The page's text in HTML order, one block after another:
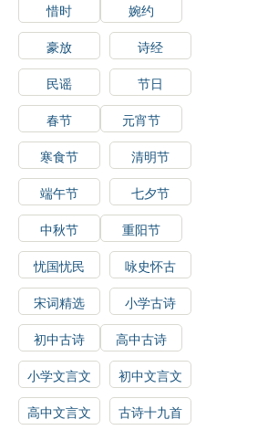
惜时
婉约
豪放
诗经
民谣
节日
春节
元宵节
寒食节
清明节
端午节
七夕节
中秋节
重阳节
忧国忧民
咏史怀古
宋词精选
小学古诗
初中古诗
高中古诗
小学文言文
初中文言文
高中文言文
古诗十九首